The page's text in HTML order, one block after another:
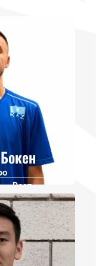
Рост
160